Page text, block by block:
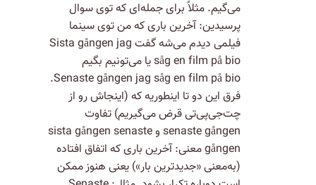
می‌گیم. مثلاً برای جمله‌ای که توی سوال
پرسیدین:‌ آخرین باری که من توی سینما
فیلمی دیدم می‌شه گفت Sista gången jag
såg en film på bio یا می‌تونیم بگیم
Senaste gången jag såg en film på bio.
فرق این دو تا اینطوریه که (اینجاش رو از
چت‌جی‌پی‌تی قرض می‌گیریم) تفاوت
senaste gången و sista gången senaste
gången معنی: آخرین باری که اتفاق افتاده
(به‌معنی «جدیدترین بار») یعنی هنوز ممکن